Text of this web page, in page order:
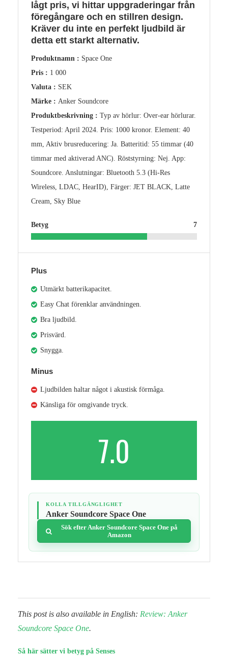
lågt pris, vi hittar uppgraderingar från
föregångare och en stillren design.
Kräver du inte en perfekt ljudbild är
detta ett starkt alternativ.
Produktnamn : Space One
Pris : 1 000
Valuta : SEK
Märke : Anker Soundcore
Produktbeskrivning : Typ av hörlur: Over-ear hörlurar.
Testperiod: April 2024. Pris: 1000 kronor. Element: 40
mm, Aktiv brusreducering: Ja. Batteritid: 55 timmar (40
timmar med aktiverad ANC). Röststyrning: Nej. App:
Soundcore. Anslutningar: Bluetooth 5.3 (Hi-Res
Wireless, LDAC, HearID), Färger: JET BLACK, Latte
Cream, Sky Blue
Betyg 7
Plus
Utmärkt batterikapacitet.
Easy Chat förenklar användningen.
Bra ljudbild.
Prisvärd.
Snygga.
Minus
Ljudbilden haltar något i akustisk förmåga.
Känsliga för omgivande tryck.
7.0
KOLLA TILLGÄNGLIGHET
Anker Soundcore Space One
Sök efter Anker Soundcore Space One på
Amazon
This post is also available in English: Review: Anker
Soundcore Space One.
Så här sätter vi betyg på Senses